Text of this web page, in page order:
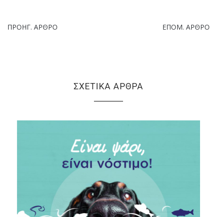
ΠΡΟΗΓ. ΆΡΘΡΟ ΕΠΌΜ. ΆΡΘΡΟ
ΣΧΕΤΙΚΆ ΆΡΘΡΑ